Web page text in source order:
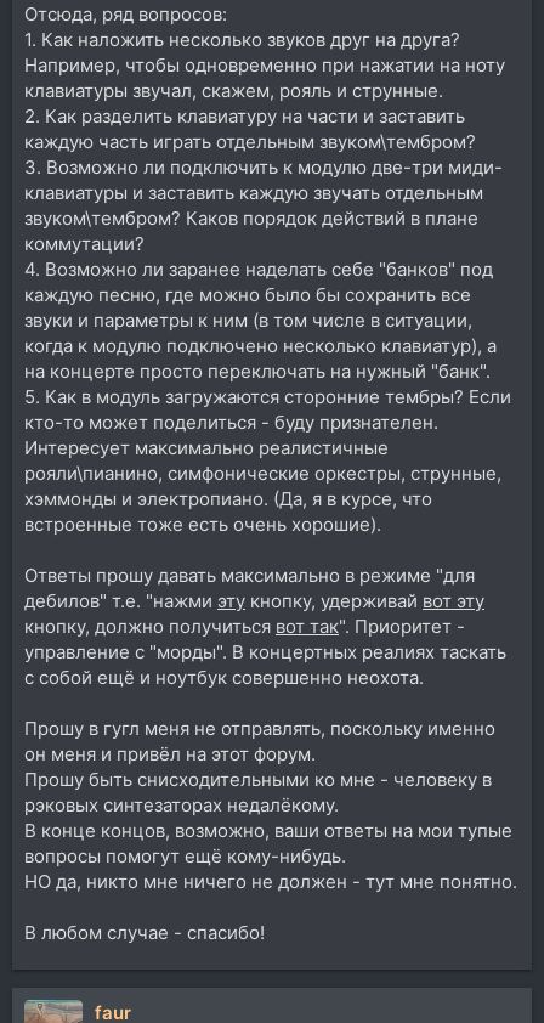
Отсюда, ряд вопросов:
1. Как наложить несколько звуков друг на друга?
Например, чтобы одновременно при нажатии на ноту
клавиатуры звучал, скажем, рояль и струнные.
2. Как разделить клавиатуру на части и заставить
каждую часть играть отдельным звуком\тембром?
3. Возможно ли подключить к модулю две-три миди-
клавиатуры и заставить каждую звучать отдельным
звуком\тембром? Каков порядок действий в плане
коммутации?
4. Возможно ли заранее наделать себе "банков" под
каждую песню, где можно было бы сохранить все
звуки и параметры к ним (в том числе в ситуации,
когда к модулю подключено несколько клавиатур), а
на концерте просто переключать на нужный "банк".
5. Как в модуль загружаются сторонние тембры? Если
кто-то может поделиться - буду признателен.
Интересует максимально реалистичные
рояли\пианино, симфонические оркестры, струнные,
хэммонды и электропиано. (Да, я в курсе, что
встроенные тоже есть очень хорошие).
Ответы прошу давать максимально в режиме "для
дебилов" т.е. "нажми эту кнопку, удерживай вот эту
кнопку, должно получиться вот так". Приоритет -
управление с "морды". В концертных реалиях таскать
с собой ещё и ноутбук совершенно неохота.
Прошу в гугл меня не отправлять, поскольку именно
он меня и привёл на этот форум.
Прошу быть снисходительными ко мне - человеку в
рэковых синтезаторах недалёкому.
В конце концов, возможно, ваши ответы на мои тупые
вопросы помогут ещё кому-нибудь.
НО да, никто мне ничего не должен - тут мне понятно.
В любом случае - спасибо!
faur